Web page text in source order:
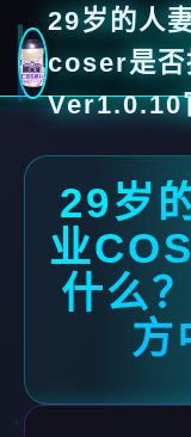
29岁的人
coser是否
Ver1.0.10
29岁
业
什么
方